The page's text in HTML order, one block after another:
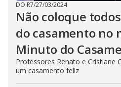
DO R7/27/03/2024
Não coloque
do casamento no
Minuto do
Professores Renato e Cristiane
um casamento feliz